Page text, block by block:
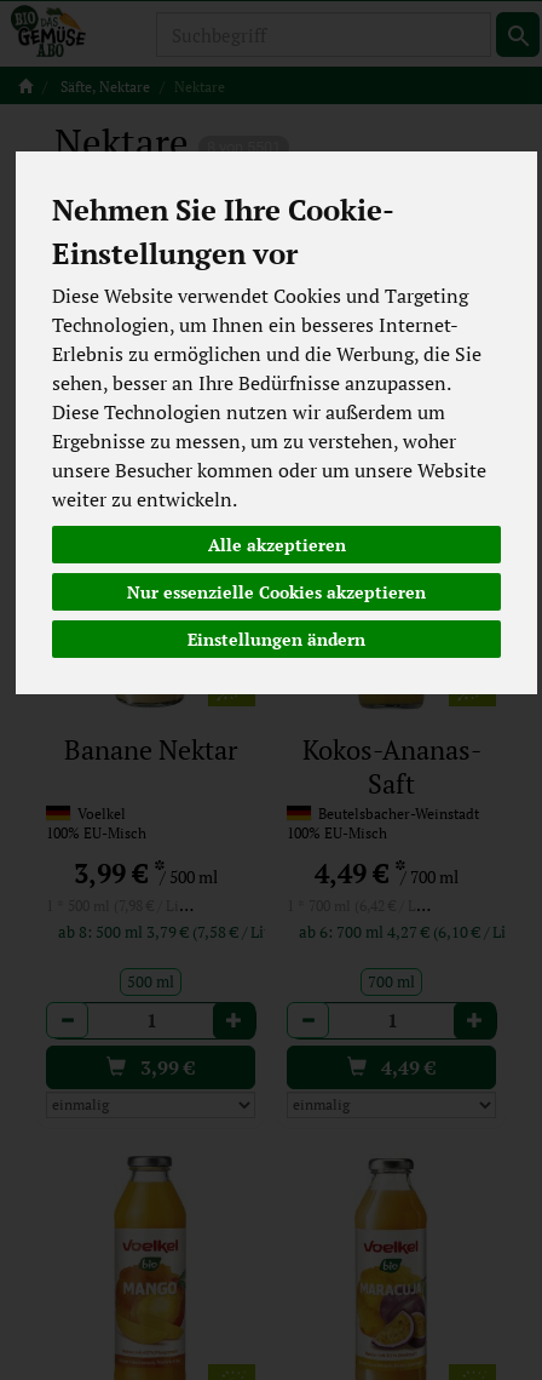
Nehmen Sie Ihre Cookie-
Einstellungen vor
Diese Website verwendet Cookies und Targeting
Technologien, um Ihnen ein besseres Internet-
Erlebnis zu ermöglichen und die Werbung, die Sie
sehen, besser an Ihre Bedürfnisse anzupassen.
Diese Technologien nutzen wir außerdem um
Ergebnisse zu messen, um zu verstehen, woher
unsere Besucher kommen oder um unsere Website
weiter zu entwickeln.
Alle akzeptieren
Nur essenzielle Cookies akzeptieren
Einstellungen ändern
Säfte, Nektare Nektare
Nektare
12
Hersteller Ernährung
Allergene
Banane Nektar
Voelkel
100% EU-Misch
3,99 € */ 500 ml
1 * 500 ml (7,98 € / Liter)
ab 8: 500 ml 3,79 € (7,58 € / Liter)
500 ml
Anzahl
3,99€
Kokos-Ananas-
Saft
Beutelsbacher-Weinstadt
100% EU-Misch
4,49 € */ 700 ml
1 * 700 ml (6,42 € / Liter)
ab 6: 700 ml 4,27 € (6,10 € / Liter)
700 ml
Anzahl
4,49€